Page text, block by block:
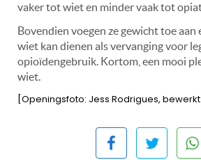
vaker tot wiet en minder vaak tot
Bovendien voegen ze gewicht toe aan
wiet kan dienen als vervanging voor
opioïdengebruik. Kortom, een mooi
wiet.
[Openingsfoto: Jess Rodrigues,